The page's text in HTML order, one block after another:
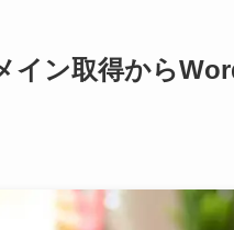
イン取得から